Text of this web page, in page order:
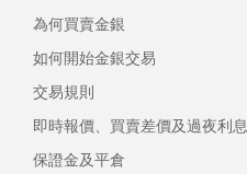
為何買賣金銀
如何開始金銀交易
交易規則
即時報價、買賣差價及過夜利息
保證金及平倉